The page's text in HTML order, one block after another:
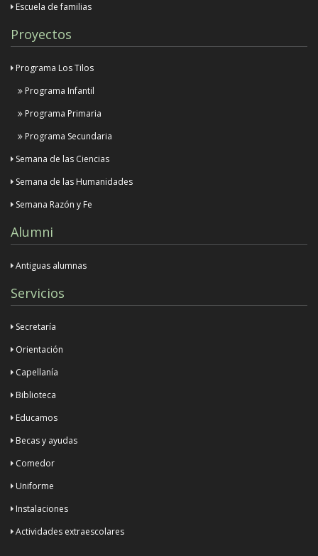
Escuela de familias
Proyectos
Programa Los Tilos
Programa Infantil
Programa Primaria
Programa Secundaria
Semana de las Ciencias
Semana de las Humanidades
Semana Razón y Fe
Alumni
Antiguas alumnas
Servicios
Secretaría
Orientación
Capellanía
Biblioteca
Educamos
Becas y ayudas
Comedor
Uniforme
Instalaciones
Actividades extraescolares